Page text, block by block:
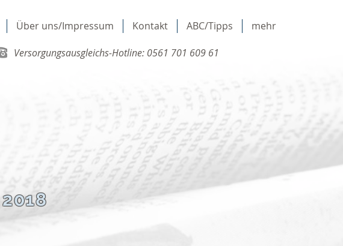
Versorgungsausgleichs-Hotline: 0561 701 609 61
Über uns/Impressum Kontakt ABC/Tipps mehr